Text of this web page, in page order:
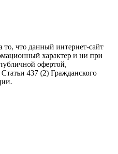
что данный интернет-сайт
характер и ни при
офертой,
437 (2) Гражданского